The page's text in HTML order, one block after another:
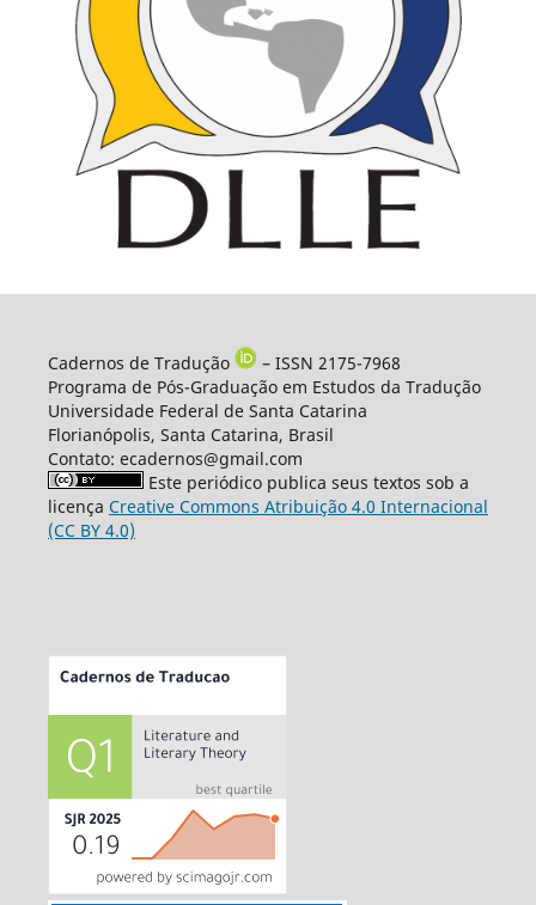
Cadernos de Tradução
– ISSN 2175-7968
Programa de Pós-Graduação em Estudos da Tradução
Universidade Federal de Santa Catarina
Florianópolis, Santa Catarina, Brasil
Contato: ecadernos@gmail.com
Este periódico publica seus textos sob a
licença Creative Commons Atribuição 4.0 Internacional
(CC BY 4.0)